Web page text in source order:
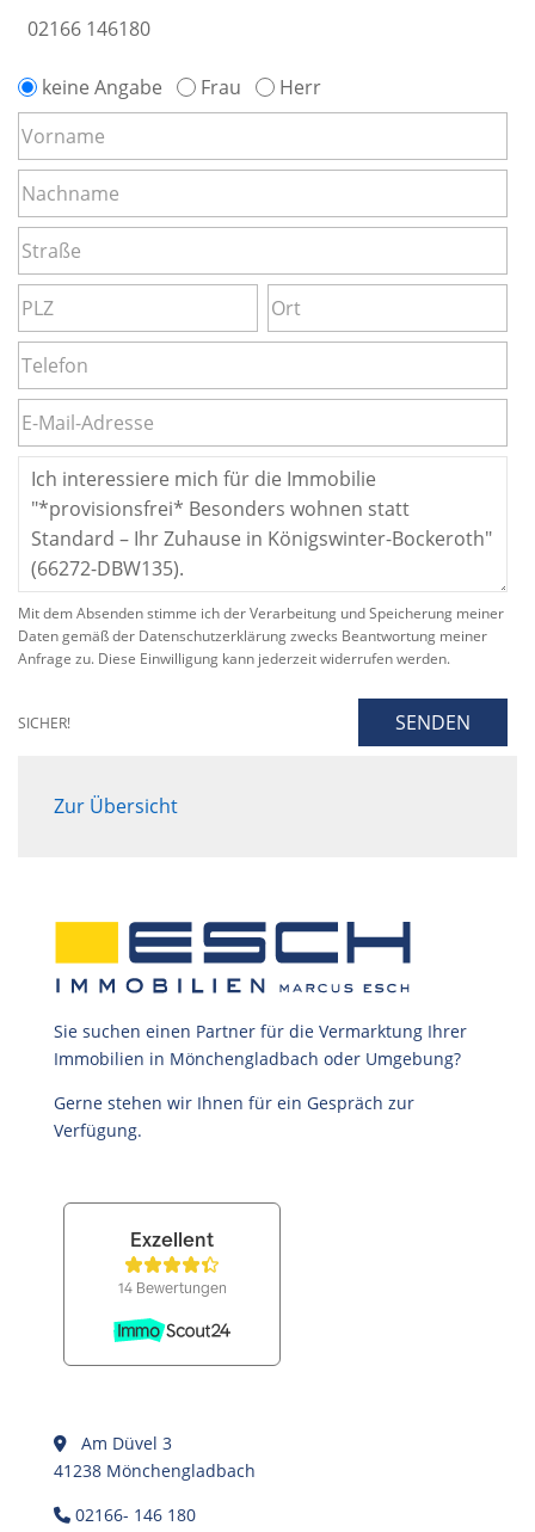
02166 146180
keine Angabe Frau Herr
Mit dem Absenden stimme ich der Verarbeitung und Speicherung meiner
Daten gemäß der Datenschutzerklärung zwecks Beantwortung meiner
Anfrage zu. Diese Einwilligung kann jederzeit widerrufen werden.
SICHER! SENDEN
Zur Übersicht
Sie suchen einen Partner für die Vermarktung Ihrer
Immobilien in Mönchengladbach oder Umgebung?
Gerne stehen wir Ihnen für ein Gespräch zur
Verfügung.
Am Düvel 3
41238 Mönchengladbach
02166- 146 180